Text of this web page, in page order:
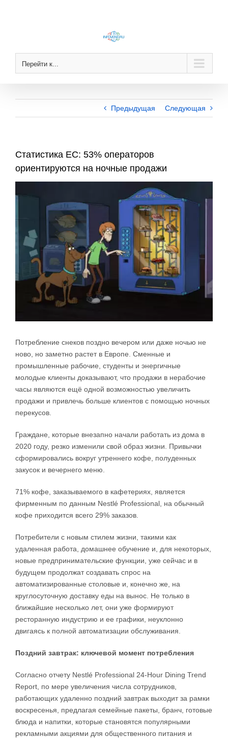
Перейти к...
Предыдущая Следующая
Статистика ЕС: 53% операторов
ориентируются на ночные продажи
Larger
Потребление снеков поздно вечером или даже ночью не
ново, но заметно растет в Европе. Сменные и
промышленные рабочие, студенты и энергичные
молодые клиенты доказывают, что продажи в нерабочие
часы являются ещё одной возможностью увеличить
продажи и привлечь больше клиентов с помощью ночных
перекусов.
Граждане, которые внезапно начали работать из дома в
2020 году, резко изменили свой образ жизни. Привычки
сформировались вокруг утреннего кофе, полуденных
закусок и вечернего меню.
71% кофе, заказываемого в кафетериях, является
фирменным по данным Nestlé Professional, на обычный
кофе приходится всего 29% заказов.
Потребители с новым стилем жизни, такими как
удаленная работа, домашнее обучение и, для некоторых,
новые предпринимательские функции, уже сейчас и в
будущем продолжат создавать спрос на
автоматизированные столовые и, конечно же, на
круглосуточную доставку еды на вынос. Не только в
ближайшие несколько лет, они уже формируют
ресторанную индустрию и ее графики, неуклонно
двигаясь к полной автоматизации обслуживания.
Поздний завтрак: ключевой момент потребления
Согласно отчету Nestlé Professional 24-Hour Dining Trend
Report, по мере увеличения числа сотрудников,
работающих удаленно поздний завтрак выходит за рамки
воскресенья, предлагая семейные пакеты, бранч, готовые
блюда и напитки, которые становятся популярными
рекламными акциями для общественного питания и